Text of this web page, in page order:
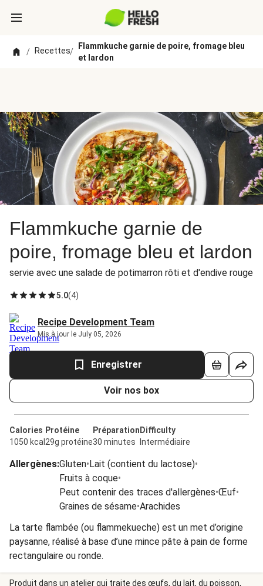
/ Recettes/
Flammkuche garnie de poire, fromage bleu
et lardon
Flammkuche garnie de
poire, fromage bleu et lardon
servie avec une salade de potimarron rôti et d'endive rouge
5.0(4)
Recipe Development Team
Mis à jour le July 05, 2026
Enregistrer
Voir nos box
Calories
1050 kcal
Protéine
29g protéine
Préparation
30 minutes
Difficulty
Intermédiaire
Allergènes:Gluten•Lait (contient du lactose)•
Fruits à coque•
Peut contenir des traces d'allergènes•Œuf•
Graines de sésame•Arachides
La tarte flambée (ou flammekueche) est un met d’origine
paysanne, réalisé à base d’une mince pâte à pain de forme
rectangulaire ou ronde.
Produit dans un atelier qui traite des œufs, du lait, du poisson,